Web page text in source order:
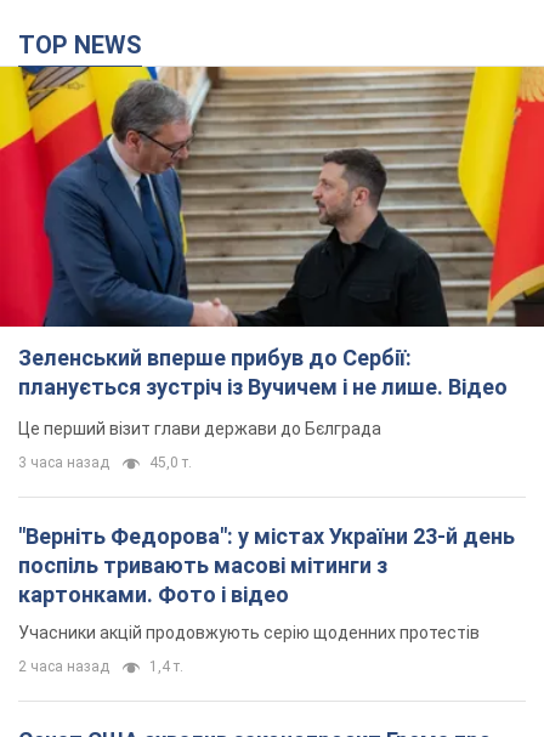
TOP NEWS
Зеленський вперше прибув до Сербії:
планується зустріч із Вучичем і не лише. Відео
Це перший візит глави держави до Бєлграда
3 часа назад 45,0 т.
"Верніть Федорова": у містах України 23-й день
поспіль тривають масові мітинги з
картонками. Фото і відео
Учасники акцій продовжують серію щоденних протестів
2 часа назад 1,4 т.